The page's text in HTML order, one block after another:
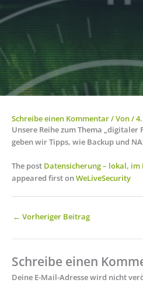
Schreibe einen Kommentar/ Von/
Unsere Reihe zum Thema „digitaler
geben wir Tipps, wie Backup und
The post Datensicherung – lokal,
appeared first onWeLiveSecurity
← Vorheriger Beitrag
Schreibe einen
Deine E-Mail-Adresse wird nicht